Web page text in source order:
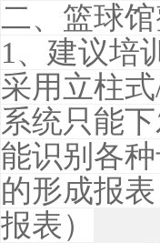
二、篮球
1 、建议培
采用立柱式
系统只能
能识别各
的形成报
报表）